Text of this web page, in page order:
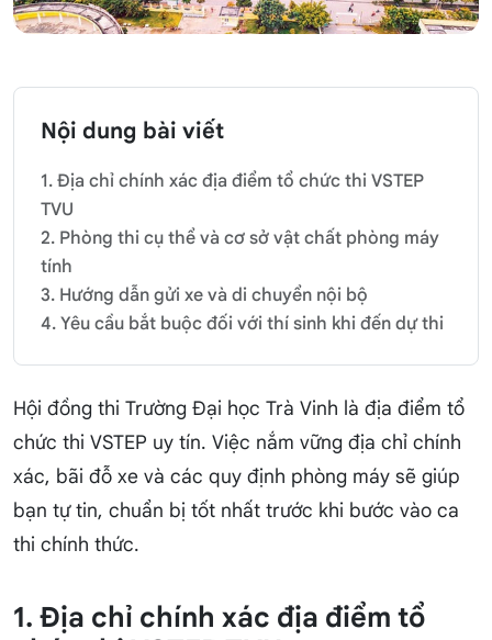
Nội dung bài viết
1. Địa chỉ chính xác địa điểm tổ chức thi VSTEP
TVU
2. Phòng thi cụ thể và cơ sở vật chất phòng máy
tính
3. Hướng dẫn gửi xe và di chuyển nội bộ
4. Yêu cầu bắt buộc đối với thí sinh khi đến dự thi
Hội đồng thi Trường Đại học Trà Vinh là địa điểm tổ
chức thi VSTEP uy tín. Việc nắm vững địa chỉ chính
xác, bãi đỗ xe và các quy định phòng máy sẽ giúp
bạn tự tin, chuẩn bị tốt nhất trước khi bước vào ca
thi chính thức.
1. Địa chỉ chính xác địa điểm tổ